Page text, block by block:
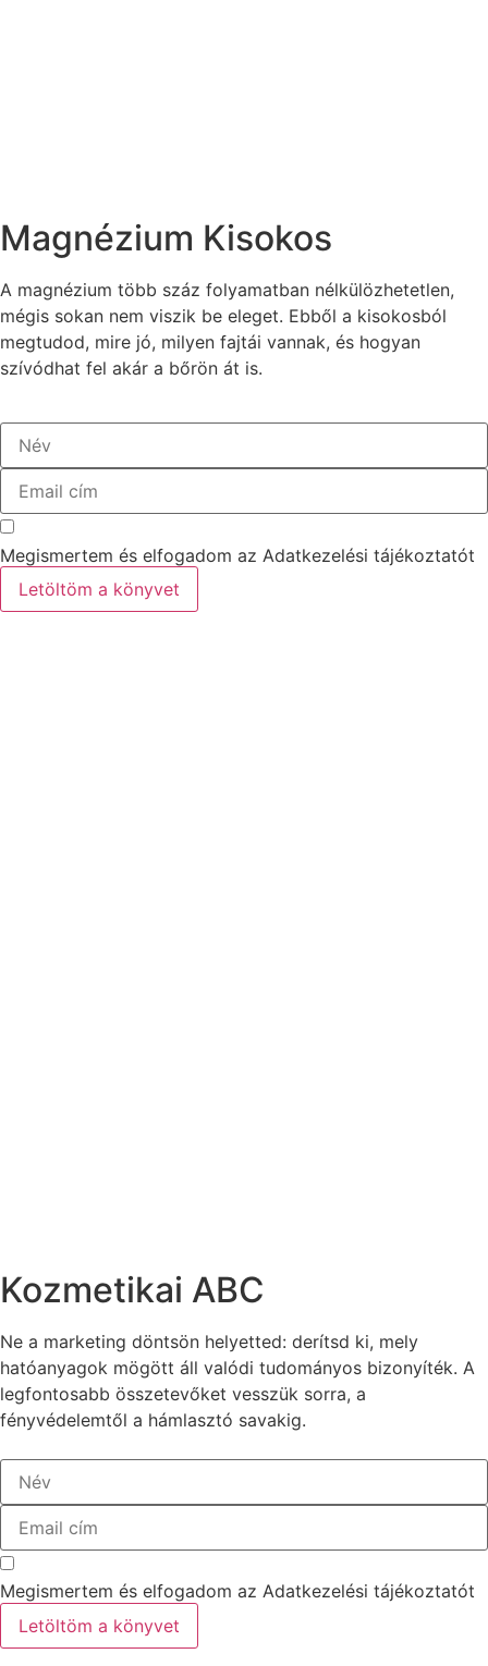
Magnézium Kisokos
A magnézium több száz folyamatban nélkülözhetetlen,
mégis sokan nem viszik be eleget. Ebből a kisokosból
megtudod, mire jó, milyen fajtái vannak, és hogyan
szívódhat fel akár a bőrön át is.
Megismertem és elfogadom az Adatkezelési tájékoztatót
Letöltöm a könyvet
Kozmetikai ABC
Ne a marketing döntsön helyetted: derítsd ki, mely
hatóanyagok mögött áll valódi tudományos bizonyíték. A
legfontosabb összetevőket vesszük sorra, a
fényvédelemtől a hámlasztó savakig.
Megismertem és elfogadom az Adatkezelési tájékoztatót
Letöltöm a könyvet